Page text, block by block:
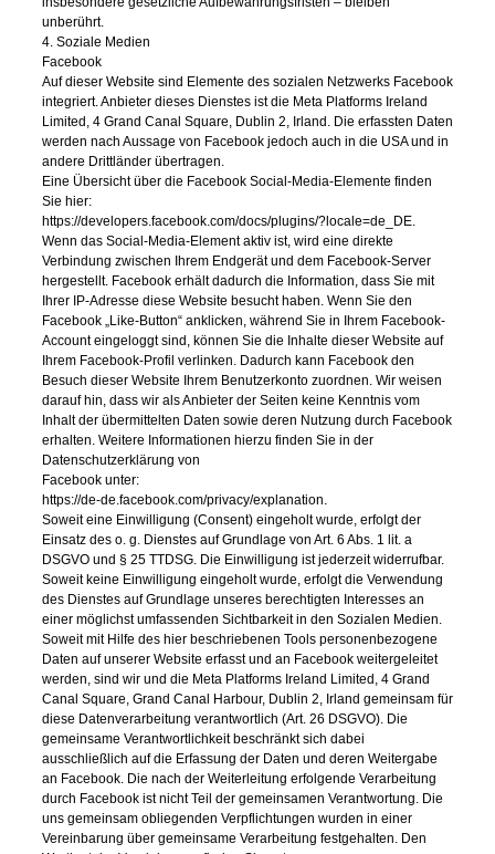
unberührt.
4. Soziale Medien
Facebook
Auf dieser Website sind Elemente des sozialen Netzwerks Facebook
integriert. Anbieter dieses Dienstes ist die Meta Platforms Ireland
Limited, 4 Grand Canal Square, Dublin 2, Irland. Die erfassten Daten
werden nach Aussage von Facebook jedoch auch in die USA und in
andere Drittländer übertragen.
Eine Übersicht über die Facebook Social-Media-Elemente finden
Sie hier:
https://developers.facebook.com/docs/plugins/?locale=de_DE.
Wenn das Social-Media-Element aktiv ist, wird eine direkte
Verbindung zwischen Ihrem Endgerät und dem Facebook-Server
hergestellt. Facebook erhält dadurch die Information, dass Sie mit
Ihrer IP-Adresse diese Website besucht haben. Wenn Sie den
Facebook „Like-Button“ anklicken, während Sie in Ihrem Facebook-
Account eingeloggt sind, können Sie die Inhalte dieser Website auf
Ihrem Facebook-Profil verlinken. Dadurch kann Facebook den
Besuch dieser Website Ihrem Benutzerkonto zuordnen. Wir weisen
darauf hin, dass wir als Anbieter der Seiten keine Kenntnis vom
Inhalt der übermittelten Daten sowie deren Nutzung durch Facebook
erhalten. Weitere Informationen hierzu finden Sie in der
Datenschutzerklärung von
Facebook unter:
https://de-de.facebook.com/privacy/explanation.
Soweit eine Einwilligung (Consent) eingeholt wurde, erfolgt der
Einsatz des o. g. Dienstes auf Grundlage von Art. 6 Abs. 1 lit. a
DSGVO und § 25 TTDSG. Die Einwilligung ist jederzeit widerrufbar.
Soweit keine Einwilligung eingeholt wurde, erfolgt die Verwendung
des Dienstes auf Grundlage unseres berechtigten Interesses an
einer möglichst umfassenden Sichtbarkeit in den Sozialen Medien.
Soweit mit Hilfe des hier beschriebenen Tools personenbezogene
Daten auf unserer Website erfasst und an Facebook weitergeleitet
werden, sind wir und die Meta Platforms Ireland Limited, 4 Grand
Canal Square, Grand Canal Harbour, Dublin 2, Irland gemeinsam für
diese Datenverarbeitung verantwortlich (Art. 26 DSGVO). Die
gemeinsame Verantwortlichkeit beschränkt sich dabei
ausschließlich auf die Erfassung der Daten und deren Weitergabe
an Facebook. Die nach der Weiterleitung erfolgende Verarbeitung
durch Facebook ist nicht Teil der gemeinsamen Verantwortung. Die
uns gemeinsam obliegenden Verpflichtungen wurden in einer
Vereinbarung über gemeinsame Verarbeitung festgehalten. Den